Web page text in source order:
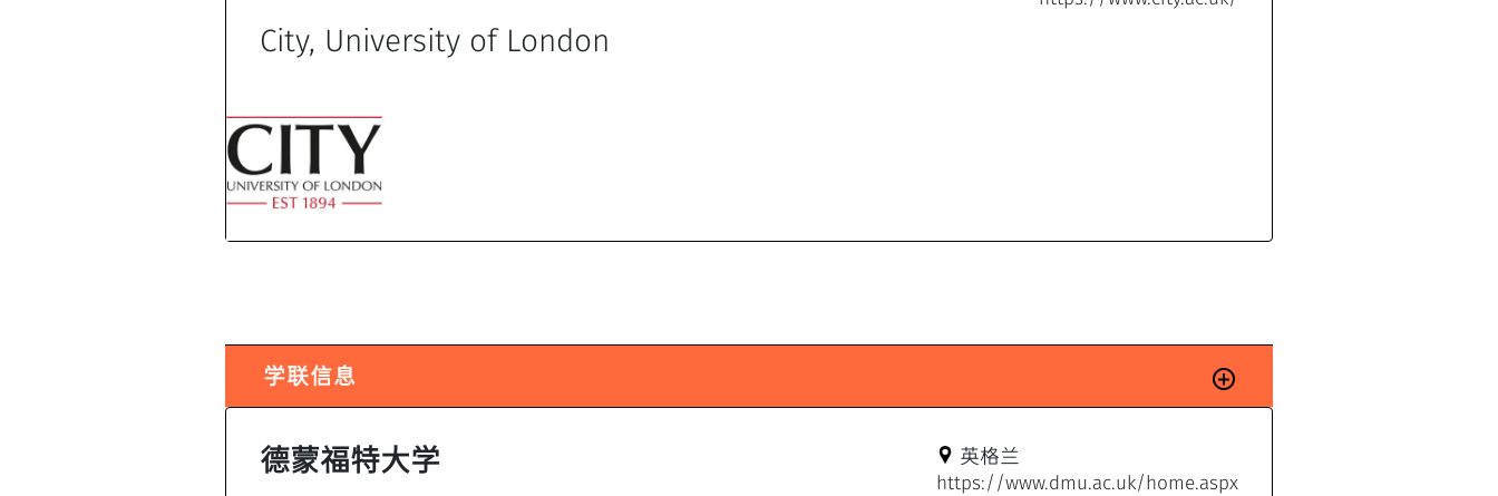
City, University of London
学联信息
德蒙福特大学 英格兰
https://www.dmu.ac.uk/home.aspx